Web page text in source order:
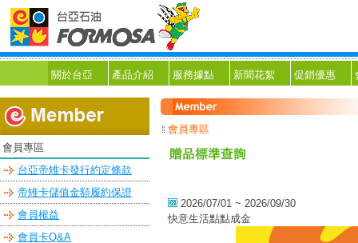
關於台亞 產品介紹 服務據點 新聞花絮 促銷優惠
會員專區
台亞帝雉卡發行約定條款
帝雉卡儲值金額履約保證
會員權益
會員卡Q&A
會員專區
2026/07/01 ~ 2026/09/30
快意生活點點成金